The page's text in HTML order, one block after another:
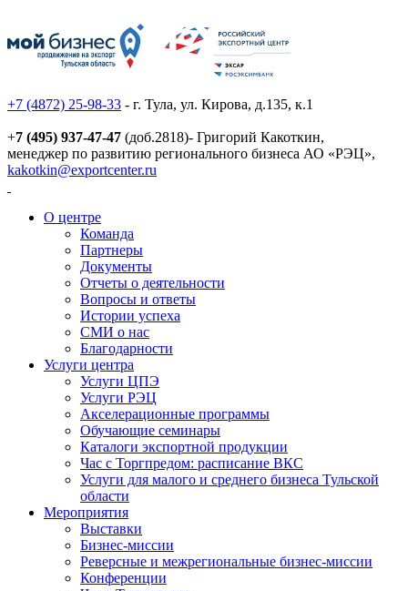
+7 (4872) 25-98-33 - г. Тула, ул. Кирова, д.135, к.1
+7 (495) 937-47-47 (доб.2818)- Григорий Какоткин,
менеджер по развитию регионального бизнеса АО «РЭЦ»,
kakotkin@exportcenter.ru
О центре
Команда
Партнеры
Документы
Отчеты о деятельности
Вопросы и ответы
Истории успеха
СМИ о нас
Благодарности
Услуги центра
Услуги ЦПЭ
Услуги РЭЦ
Акселерационные программы
Обучающие семинары
Каталоги экспортной продукции
Час с Торгпредом: расписание ВКС
Услуги для малого и среднего бизнеса Тульской
области
Мероприятия
Выставки
Бизнес-миссии
Реверсные и межрегиональные бизнес-миссии
Конференции